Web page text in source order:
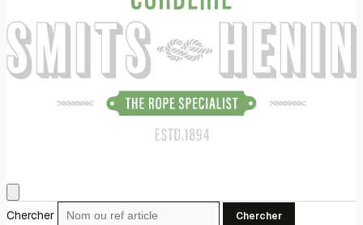
Chercher Chercher